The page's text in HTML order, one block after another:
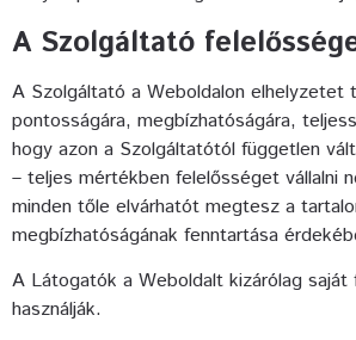
A Szolgáltató
A Szolgáltató a Weboldalon elhelyzetet
pontosságára, megbízhatóságára,
hogy azon a Szolgáltatótól független
– teljes mértékben felelősséget vállalni
minden tőle elvárhatót megtesz a
megbízhatóságának fenntartása
A Látogatók a Weboldalt kizárólag saját
használják.